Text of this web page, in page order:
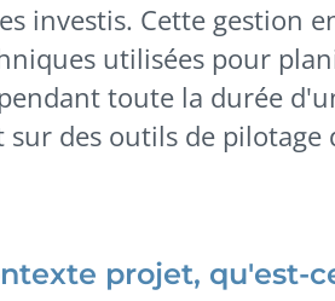
investis. Cette gestion
utilisées pour
toute la durée
des outils de pilotage
projet, qu'est-